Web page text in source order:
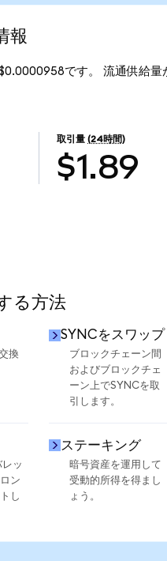
報
です。 流通供給
取引量 (24時間)
$1.89
る方法
換
SYNCをスワップ
ブロックチェーン間
およびブロックチェ
ーン上でSYNCを取
引します。
ッ
ン
し
ステーキング
暗号資産を運用して
受動的所得を得まし
ょう。